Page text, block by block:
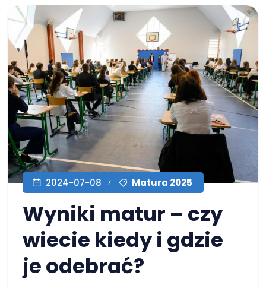
2024-07-08 Matura 2025
Wyniki matur – czy
wiecie kiedy i gdzie
je odebrać?